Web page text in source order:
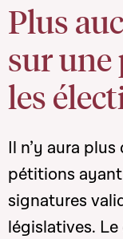
Plus
sur
les
Il n’y aura
pétitions
signatures
législatives.